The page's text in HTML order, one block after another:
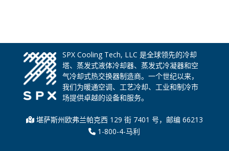
SPX Cooling Tech, LLC 是全球领先的冷却
塔、蒸发式液体冷却器、蒸发式冷凝器和空
气冷却式热交换器制造商。一个世纪以来，
我们为暖通空调、工艺冷却、工业和制冷市
场提供卓越的设备和服务。
堪萨斯州欧弗兰帕克西 129 街 7401 号，邮编 66213
1-800-4-马利